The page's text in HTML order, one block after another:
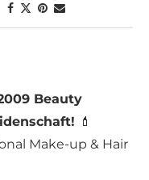
Beauty
💄
Make-up & Hair